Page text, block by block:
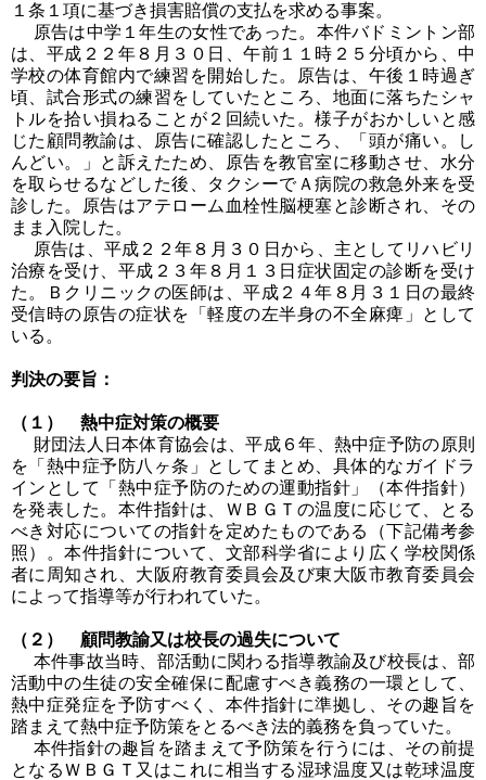
１条１項に基づき損害賠償の支払を求める事案。
原告は中学１年生の女性であった。本件バドミントン部
は、平成２２年８月３０日、午前１１時２５分頃から、中
学校の体育館内で練習を開始した。原告は、午後１時過ぎ
頃、試合形式の練習をしていたところ、地面に落ちたシャ
トルを拾い損ねることが２回続いた。様子がおかしいと感
じた顧問教諭は、原告に確認したところ、「頭が痛い。し
んどい。」と訴えたため、原告を教官室に移動させ、水分
を取らせるなどした後、タクシーでＡ病院の救急外来を受
診した。原告はアテローム血栓性脳梗塞と診断され、その
まま入院した。
原告は、平成２２年８月３０日から、主としてリハビリ
治療を受け、平成２３年８月１３日症状固定の診断を受け
た。Ｂクリニックの医師は、平成２４年８月３１日の最終
受信時の原告の症状を「軽度の左半身の不全麻痺」として
いる。
判決の要旨：
（１） 熱中症対策の概要
財団法人日本体育協会は、平成６年、熱中症予防の原則
を「熱中症予防八ヶ条」としてまとめ、具体的なガイドラ
インとして「熱中症予防のための運動指針」（本件指針）
を発表した。本件指針は、ＷＢＧＴの温度に応じて、とる
べき対応についての指針を定めたものである（下記備考参
照）。本件指針について、文部科学省により広く学校関係
者に周知され、大阪府教育委員会及び東大阪市教育委員会
によって指導等が行われていた。
（２） 顧問教諭又は校長の過失について
本件事故当時、部活動に関わる指導教諭及び校長は、部
活動中の生徒の安全確保に配慮すべき義務の一環として、
熱中症発症を予防すべく、本件指針に準拠し、その趣旨を
踏まえて熱中症予防策をとるべき法的義務を負っていた。
本件指針の趣旨を踏まえて予防策を行うには、その前提
となるＷＢＧＴ又はこれに相当する湿球温度又は乾球温度